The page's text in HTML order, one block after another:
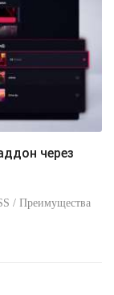
через
/ Преимущества